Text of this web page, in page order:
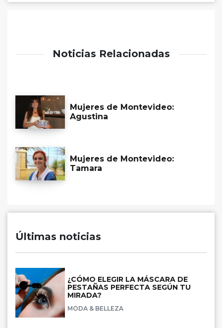
Noticias Relacionadas
Mujeres de Montevideo:
Agustina
Mujeres de Montevideo:
Tamara
Últimas noticias
¿CÓMO ELEGIR LA MÁSCARA DE
PESTAÑAS PERFECTA SEGÚN TU
MIRADA?
MODA & BELLEZA